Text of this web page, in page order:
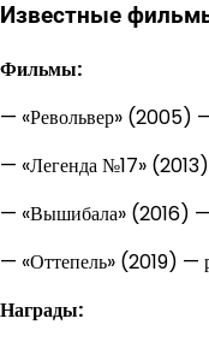
Известные
Фильмы:
— «Револьвер» (2005)
— «Легенда №17»
— «Вышибала» (2016) —
— «Оттепель» (2019) —
Награды: